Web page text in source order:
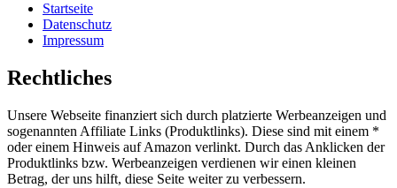
Startseite
Datenschutz
Impressum
Rechtliches
Unsere Webseite finanziert sich durch platzierte Werbeanzeigen und
sogenannten Affiliate Links (Produktlinks). Diese sind mit einem *
oder einem Hinweis auf Amazon verlinkt. Durch das Anklicken der
Produktlinks bzw. Werbeanzeigen verdienen wir einen kleinen
Betrag, der uns hilft, diese Seite weiter zu verbessern.